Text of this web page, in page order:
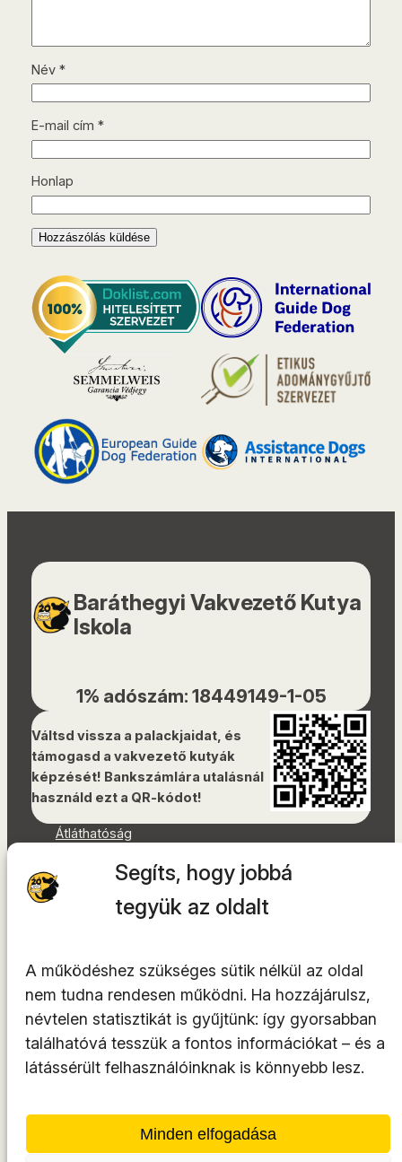
Segíts, hogy jobbá
tegyük az oldalt
A működéshez szükséges sütik nélkül az oldal
nem tudna rendesen működni. Ha hozzájárulsz,
névtelen statisztikát is gyűjtünk: így gyorsabban
találhatóvá tesszük a fontos információkat – és a
látássérült felhasználóinknak is könnyebb lesz.
Minden elfogadása
Név *
E-mail cím *
Honlap
Baráthegyi Vakvezető Kutya
Iskola
1% adószám: 18449149-1-05
Váltsd vissza a palackjaidat, és
támogasd a vakvezető kutyák
képzését! Bankszámlára utalásnál
használd ezt a QR-kódot!
Átláthatóság
Akadálymentességi nyilatkozat
Oldaltérkép
YouTube
LinkedIn
TikTok
A tárhelyszolgáltató azINTEGRITY Kft.